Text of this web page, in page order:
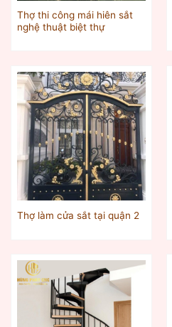
Thợ thi công mái hiên sắt
nghệ thuật biệt thự
Thợ làm cửa sắt tại quận 2